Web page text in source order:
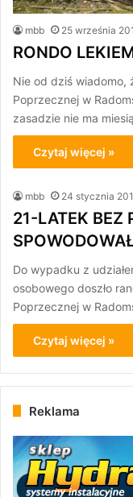
mbb 25 września
RONDO
Nie od dziś wiadomo,
Poprzecznej w
zasadzie nie ma
Czytaj więcej »
mbb 24 stycznia
21-LATEK BEZ
Do wypadku z
osobowego doszło
Poprzecznej w
Czytaj więcej »
Reklama